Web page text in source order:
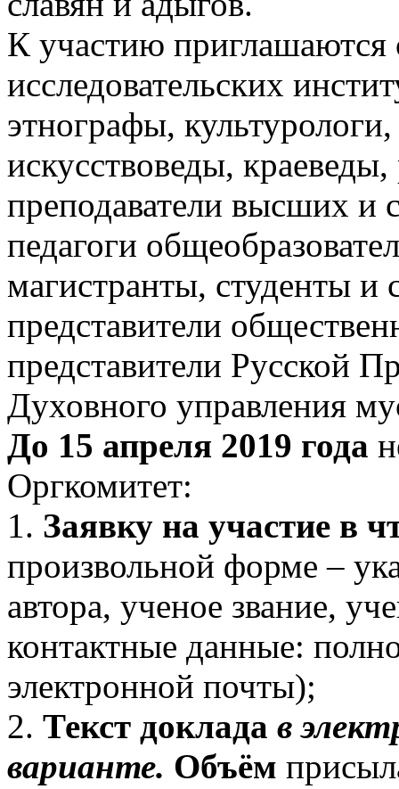
К участию приглашаются
исследовательских
этнографы,
искусствоведы,
преподаватели высших и
педагоги
магистранты, студенты и
представители
представители Русской
Духовного управления
До 15 апреля 2019 года
Оргкомитет:
1. Заявку на участие в
произвольной форме –
автора, ученое звание,
контактные данные:
электронной почты);
2. Текст доклада в
варианте. Объём